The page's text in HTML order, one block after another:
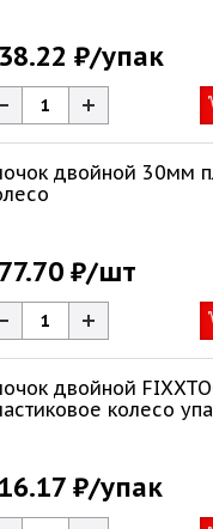
₽/упак
двойной 30мм
₽/шт
двойной
колесо
₽/упак